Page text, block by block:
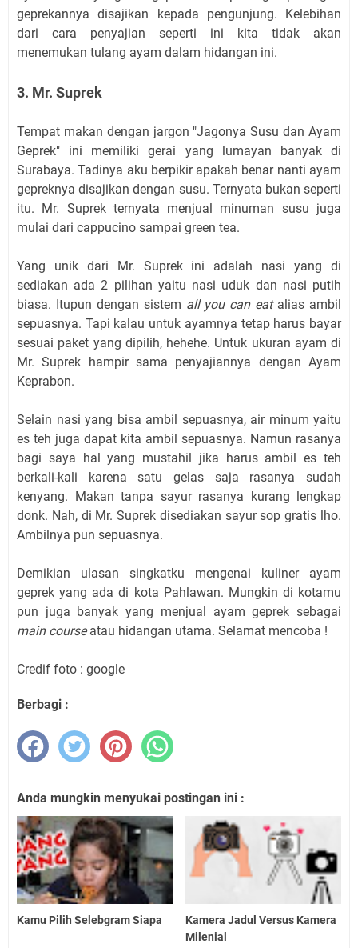
geprekannya disajikan kepada pengunjung. Kelebihan
dari cara penyajian seperti ini kita tidak akan
menemukan tulang ayam dalam hidangan ini.
3. Mr. Suprek
Tempat makan dengan jargon "Jagonya Susu dan Ayam
Geprek" ini memiliki gerai yang lumayan banyak di
Surabaya. Tadinya aku berpikir apakah benar nanti ayam
gepreknya disajikan dengan susu. Ternyata bukan seperti
itu. Mr. Suprek ternyata menjual minuman susu juga
mulai dari cappucino sampai green tea.
Yang unik dari Mr. Suprek ini adalah nasi yang di
sediakan ada 2 pilihan yaitu nasi uduk dan nasi putih
biasa. Itupun dengan sistem all you can eatalias ambil
sepuasnya. Tapi kalau untuk ayamnya tetap harus bayar
sesuai paket yang dipilih, hehehe. Untuk ukuran ayam di
Mr. Suprek hampir sama penyajiannya dengan Ayam
Keprabon.
Selain nasi yang bisa ambil sepuasnya, air minum yaitu
es teh juga dapat kita ambil sepuasnya. Namun rasanya
bagi saya hal yang mustahil jika harus ambil es teh
berkali-kali karena satu gelas saja rasanya sudah
kenyang.
Makan tanpa sayur rasanya kurang lengkap
donk. Nah, di Mr. Suprek disediakan sayur sop gratis lho.
Ambilnya pun sepuasnya.
Demikian ulasan singkatku mengenai kuliner ayam
geprek yang ada di kota Pahlawan. Mungkin di kotamu
pun juga banyak yang menjual ayam geprek sebagai
main courseatau hidangan utama. Selamat mencoba !
Credif foto : google
Berbagi :
Anda mungkin menyukai postingan ini :
Kamu Pilih Selebgram Siapa
Kamera Jadul Versus Kamera
Milenial